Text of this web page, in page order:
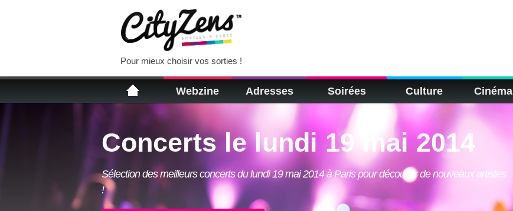
Pour mieux choisir vos sorties !
Webzine Adresses Soirées Culture Cinéma
Concerts le lundi 19 mai 2014
Sélection des meilleurs concerts du lundi 19 mai 2014 à Paris pour découvrir de nouveaux artistes
!